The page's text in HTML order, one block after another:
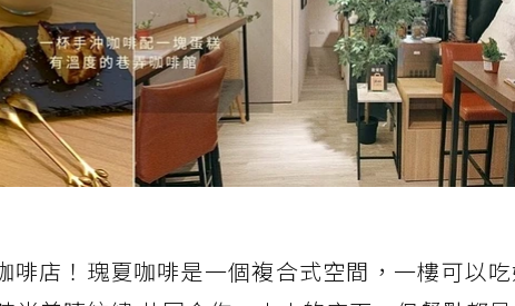
啡店！瑰夏咖啡是一個複合式空間，一樓可以